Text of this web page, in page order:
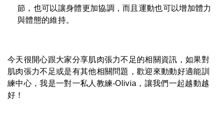
節，也可以讓身體更加協調，而且運動也可以增加體力
與體態的維持。
今天很開心跟大家分享肌肉張力不足的相關資訊，如果對
肌肉張力不足或是有其他相關問題，歡迎來動動好適能訓
練中心，我是一對一私人教練-Olivia，讓我們一起越動越
好！